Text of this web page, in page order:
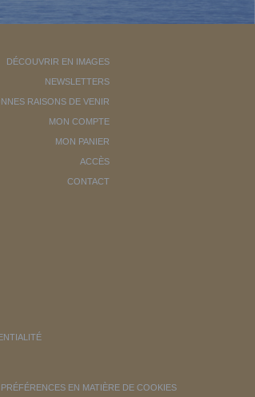
DÉCOUVRIR EN IMAGES
NEWSLETTERS
RAISONS DE VENIR
MON COMPTE
MON PANIER
ACCÈS
CONTACT
EN MATIÈRE DE COOKIES